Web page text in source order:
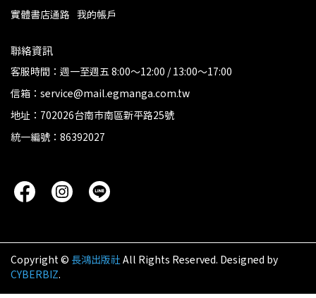
實體書店通路 我的帳戶
聯絡資訊
客服時間：週一至週五 8:00～12:00 / 13:00～17:00
信箱：service@mail.egmanga.com.tw
地址：702026台南市南區新平路25號
統一編號：86392027
Copyright © 長鴻出版社 All Rights Reserved. Designed by
CYBERBIZ.